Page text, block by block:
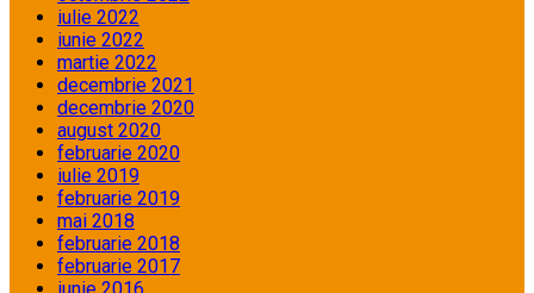
iulie 2022
iunie 2022
martie 2022
decembrie 2021
decembrie 2020
august 2020
februarie 2020
iulie 2019
februarie 2019
mai 2018
februarie 2018
februarie 2017